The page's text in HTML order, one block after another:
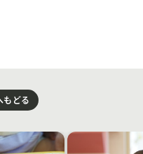
もどる